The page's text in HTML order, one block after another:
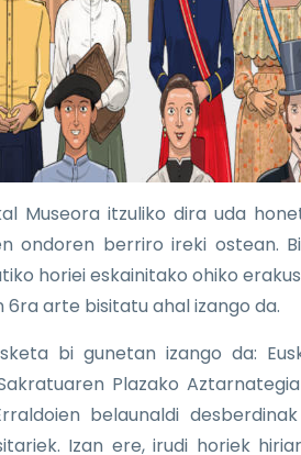
Museora itzuliko dira uda
ondoren berriro ireki ostean.
horiei eskainitako ohiko
6ra arte bisitatu ahal izango da.
bi gunetan izango da:
Plazako
belaunaldi
Izan ere, irudi horiek